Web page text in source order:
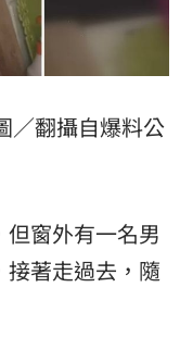
／翻攝自爆料公
窗外有一名男
著走過去，隨